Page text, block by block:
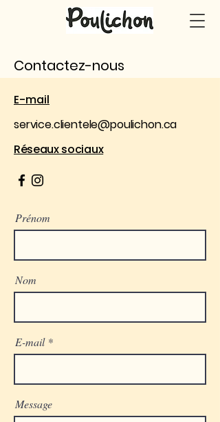
Contactez-nous
E-mail
service.clientele@poulichon.ca
Réseaux sociaux
Prénom
Nom
E-mail
Message